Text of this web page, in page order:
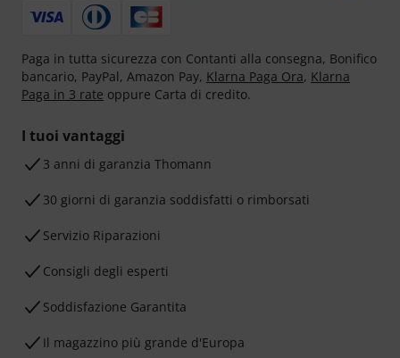
Paga in tutta sicurezza con Contanti alla consegna, Bonifico
bancario, PayPal, Amazon Pay, Klarna Paga Ora, Klarna
Paga in 3 rate oppure Carta di credito.
I tuoi vantaggi
3 anni di garanzia Thomann
30 giorni di garanzia soddisfatti o rimborsati
Servizio Riparazioni
Consigli degli esperti
Soddisfazione Garantita
Il magazzino più grande d'Europa